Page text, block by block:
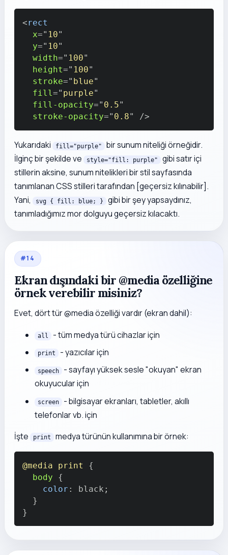
<rect
x=" 10"
y=" 10"
width=" 100"
height=" 100"
stroke=" blue"
fill=" purple"
fill-opacity=" 0.5"
stroke-opacity=" 0.8" />
Yukarıdaki fill="purple" birsunum niteliğiörneğidir.
İlginç bir şekilde ve
style="fill: purple"
gibi satır içi
stillerin aksine, sunum nitelikleri bir stil sayfasında
tanımlanan CSS stilleri tarafından [geçersiz kılınabilir].
Yani,
svg { fill: blue; }
gibi bir şey yapsaydınız,
tanımladığımız mor dolguyu geçersiz kılacaktı.
#14
Ekran dışındaki bir @media özelliğine
örnek verebilir misiniz?
Evet, dört tür @media özelliği vardır (ekran dahil):
all - tüm medya türü cihazlar için
print - yazıcılar için
speech
- sayfayı yüksek sesle "okuyan" ekran
okuyucular için
screen
- bilgisayar ekranları, tabletler, akıllı
telefonlar vb. için
İşte
print medya türünün kullanımına bir örnek:
@media print
{
body
{
color : black ;
}
}